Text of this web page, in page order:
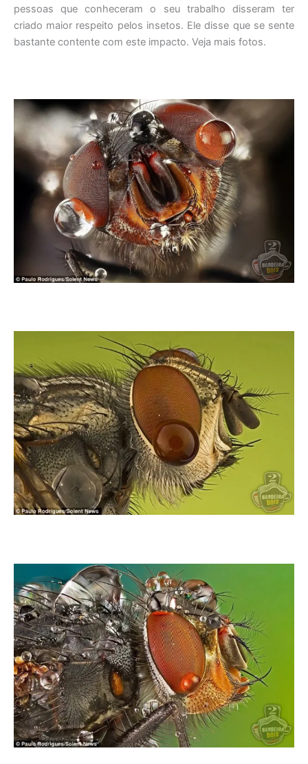
pessoas que conheceram o seu trabalho disseram ter
criado maior respeito pelos insetos. Ele disse que se sente
bastante contente com este impacto. Veja mais fotos.